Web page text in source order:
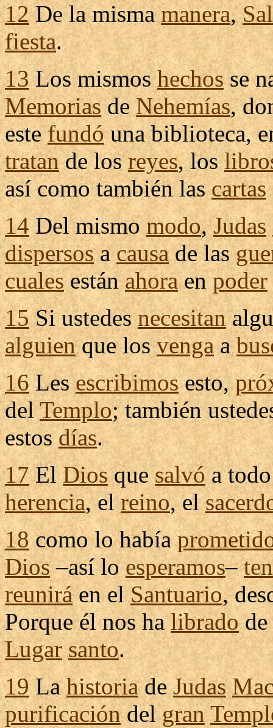
12De la mismamanera,
fiesta.
13Los mismoshechosse
MemoriasdeNehemías,
estefundóunabiblioteca,
tratande losreyes, los
así como también lascartas
14Del mismomodo,Judas
dispersosacausade las
cualesestánahoraenpoder
15Si ustedesnecesitan
alguienque losvengaa
16Lesescribimosesto,
delTemplo; también
estosdías.
17ElDiosquesalvóa
herencia, elreino, el
18como lo había
Dios–así loesperamos–
reuniráen elSantuario,
Porque él nos halibradode
Lugar santo.
19LahistoriadeJudas
purificacióndelgran